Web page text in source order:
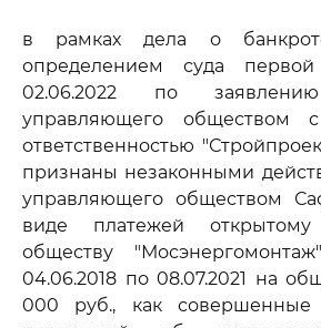
в рамках дела о
определением суда
02.06.2022 по
управляющего обществом
ответственностью
признаны незаконными
управляющего обществом
виде платежей открытому
обществу
04.06.2018 по 08.07.2021 на
000 руб., как